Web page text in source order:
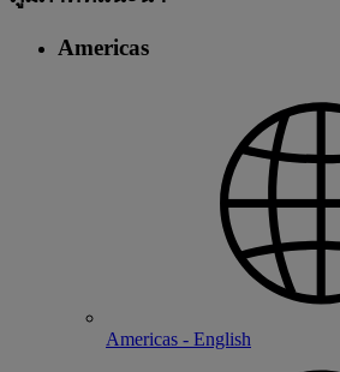
Americas
Americas - English